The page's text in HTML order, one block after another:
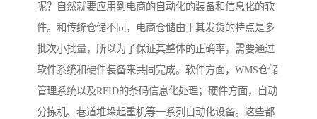
呢？自然就要应用到电商的自动化的装备和信息化的软
件。和传统仓储不同，电商仓储由于其发货的特点是多
批次小批量，所以为了保证其整体的正确率，需要通过
软件系统和硬件装备来共同完成。软件方面，WMS仓储
管理系统以及RFID的条码信息化处理；硬件方面，自动
分拣机、巷道堆垛起重机等一系列自动化设备。这些都